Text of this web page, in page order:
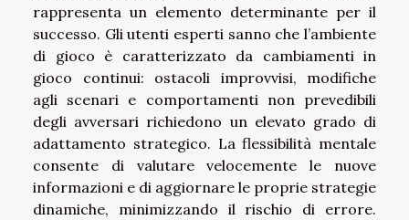
rappresenta un elemento determinante per il
successo. Gli utenti esperti sanno che l’ambiente
di gioco è caratterizzato da cambiamenti in
gioco continui: ostacoli improvvisi, modifiche
agli scenari e comportamenti non prevedibili
degli avversari richiedono un elevato grado di
adattamento strategico. La flessibilità mentale
consente di valutare velocemente le nuove
informazioni e di aggiornare le proprie strategie
dinamiche, minimizzando il rischio di errore.